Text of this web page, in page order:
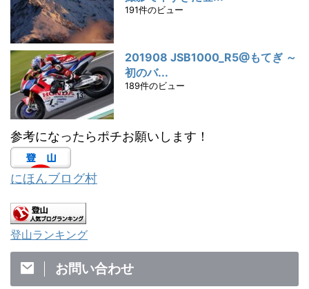
191件のビュー
201908 JSB1000_R5@もてぎ ～
初のバ...
189件のビュー
参考になったらポチお願いします！
にほんブログ村
登山ランキング
お問い合わせ